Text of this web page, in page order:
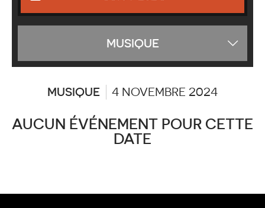
MUSIQUE
les
MUSIQUE 4 NOVEMBRE 2024
AUCUN ÉVÉNEMENT POUR CETTE
DATE